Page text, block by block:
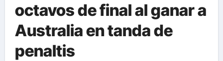
octavos de final al ganar a
Australia en tanda de
penaltis